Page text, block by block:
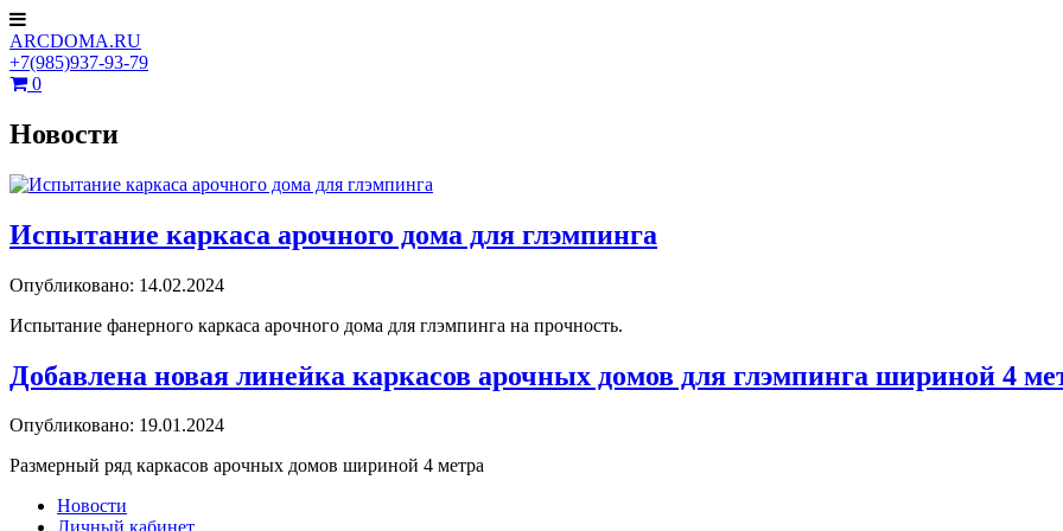
ARCDOMA.RU
+7(985)937-93-79
0
Новости
Испытание каркаса арочного дома для глэмпинга
Опубликовано: 14.02.2024
Испытание фанерного каркаса арочного дома для глэмпинга на прочность.
Добавлена новая линейка каркасов арочных домов для глэмпинга шириной 4
Опубликовано: 19.01.2024
Размерный ряд каркасов арочных домов шириной 4 метра
Новости